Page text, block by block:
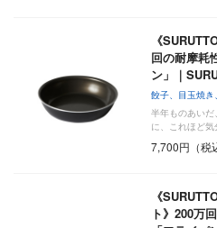
《
回の耐摩耗
ン」｜
餃子、目玉焼
半年ものあい
に、これほど
7,700円（税
《
ト》200万